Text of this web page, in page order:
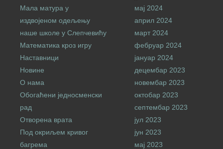
Мала матура у
издвојеном одељењу
наше школе у Слепчевићу
Математика кроз игру
Наставници
Новине
О нама
Обогаћени једносменски
рад
Отворена врата
Под окриљем кривог
багрема
мај 2024
април 2024
март 2024
фебруар 2024
јануар 2024
децембар 2023
новембар 2023
октобар 2023
септембар 2023
јул 2023
јун 2023
мај 2023